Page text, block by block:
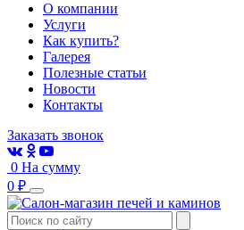
О компании
Услуги
Как купить?
Галерея
Полезные статьи
Новости
Контакты
Заказать звонок
0 На сумму
0 ₽